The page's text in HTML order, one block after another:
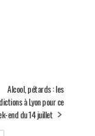
Alcool, pétards : les
à Lyon pour ce
end du 14 juillet